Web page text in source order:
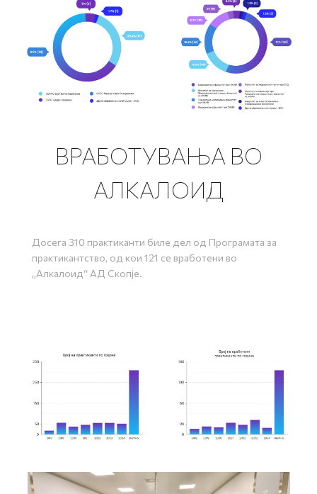
ВРАБОТУВАЊА ВО
АЛКАЛОИД
Досега 310 практиканти биле дел од Програмата за
практикантство, од кои 121 се вработени во
„Алкалоид“ АД Скопје.